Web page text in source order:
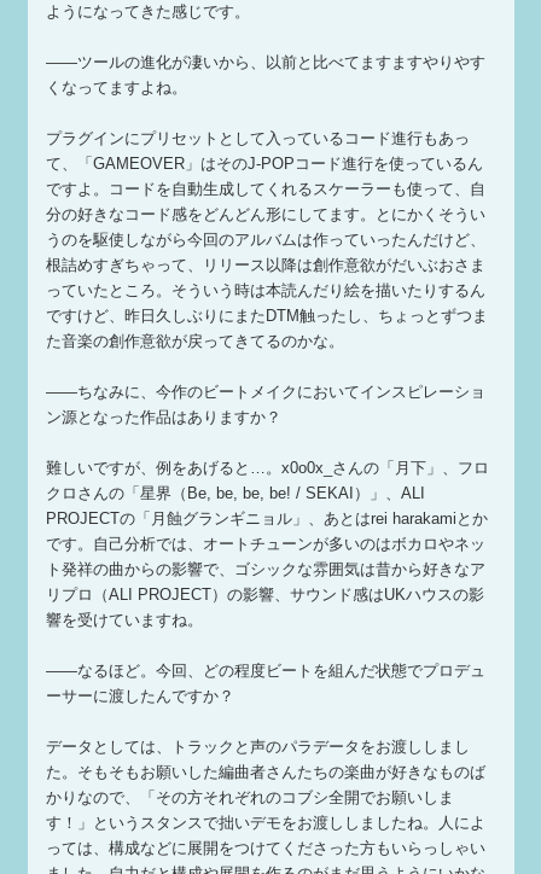
ようになってきた感じです。
——ツールの進化が凄いから、以前と比べてますますやりやす
くなってますよね。
プラグインにプリセットとして入っているコード進行もあっ
て、「GAMEOVER」はそのJ-POPコード進行を使っているん
ですよ。コードを自動生成してくれるスケーラーも使って、自
分の好きなコード感をどんどん形にしてます。とにかくそうい
うのを駆使しながら今回のアルバムは作っていったんだけど、
根詰めすぎちゃって、リリース以降は創作意欲がだいぶおさま
っていたところ。そういう時は本読んだり絵を描いたりするん
ですけど、昨日久しぶりにまたDTM触ったし、ちょっとずつま
た音楽の創作意欲が戻ってきてるのかな。
——ちなみに、今作のビートメイクにおいてインスピレーショ
ン源となった作品はありますか？
難しいですが、例をあげると…。x0o0x_さんの「月下」、フロ
クロさんの「星界（Be, be, be, be! / SEKAI）」、ALI
PROJECTの「月蝕グランギニョル」、あとはrei harakamiとか
です。自己分析では、オートチューンが多いのはボカロやネッ
ト発祥の曲からの影響で、ゴシックな雰囲気は昔から好きなア
リプロ（ALI PROJECT）の影響、サウンド感はUKハウスの影
響を受けていますね。
——なるほど。今回、どの程度ビートを組んだ状態でプロデュ
ーサーに渡したんですか？
データとしては、トラックと声のパラデータをお渡ししまし
た。そもそもお願いした編曲者さんたちの楽曲が好きなものば
かりなので、「その方それぞれのコブシ全開でお願いしま
す！」というスタンスで拙いデモをお渡ししましたね。人によ
っては、構成などに展開をつけてくださった方もいらっしゃい